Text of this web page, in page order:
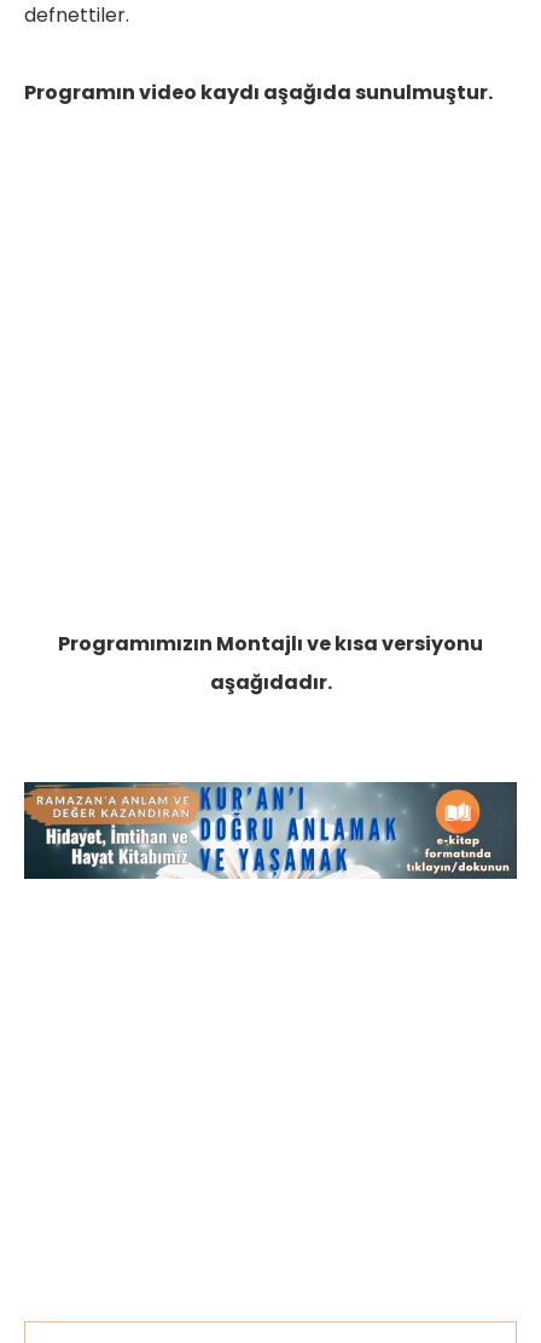
defnettiler.
Programın video kaydı aşağıda sunulmuştur.
Programımızın Montajlı ve kısa versiyonu
aşağıdadır.